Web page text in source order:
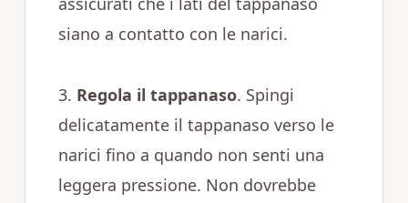
siano a contatto con le narici.
3. Regola il tappanaso. Spingi
delicatamente il tappanaso verso le
narici fino a quando non senti una
leggera pressione. Non dovrebbe